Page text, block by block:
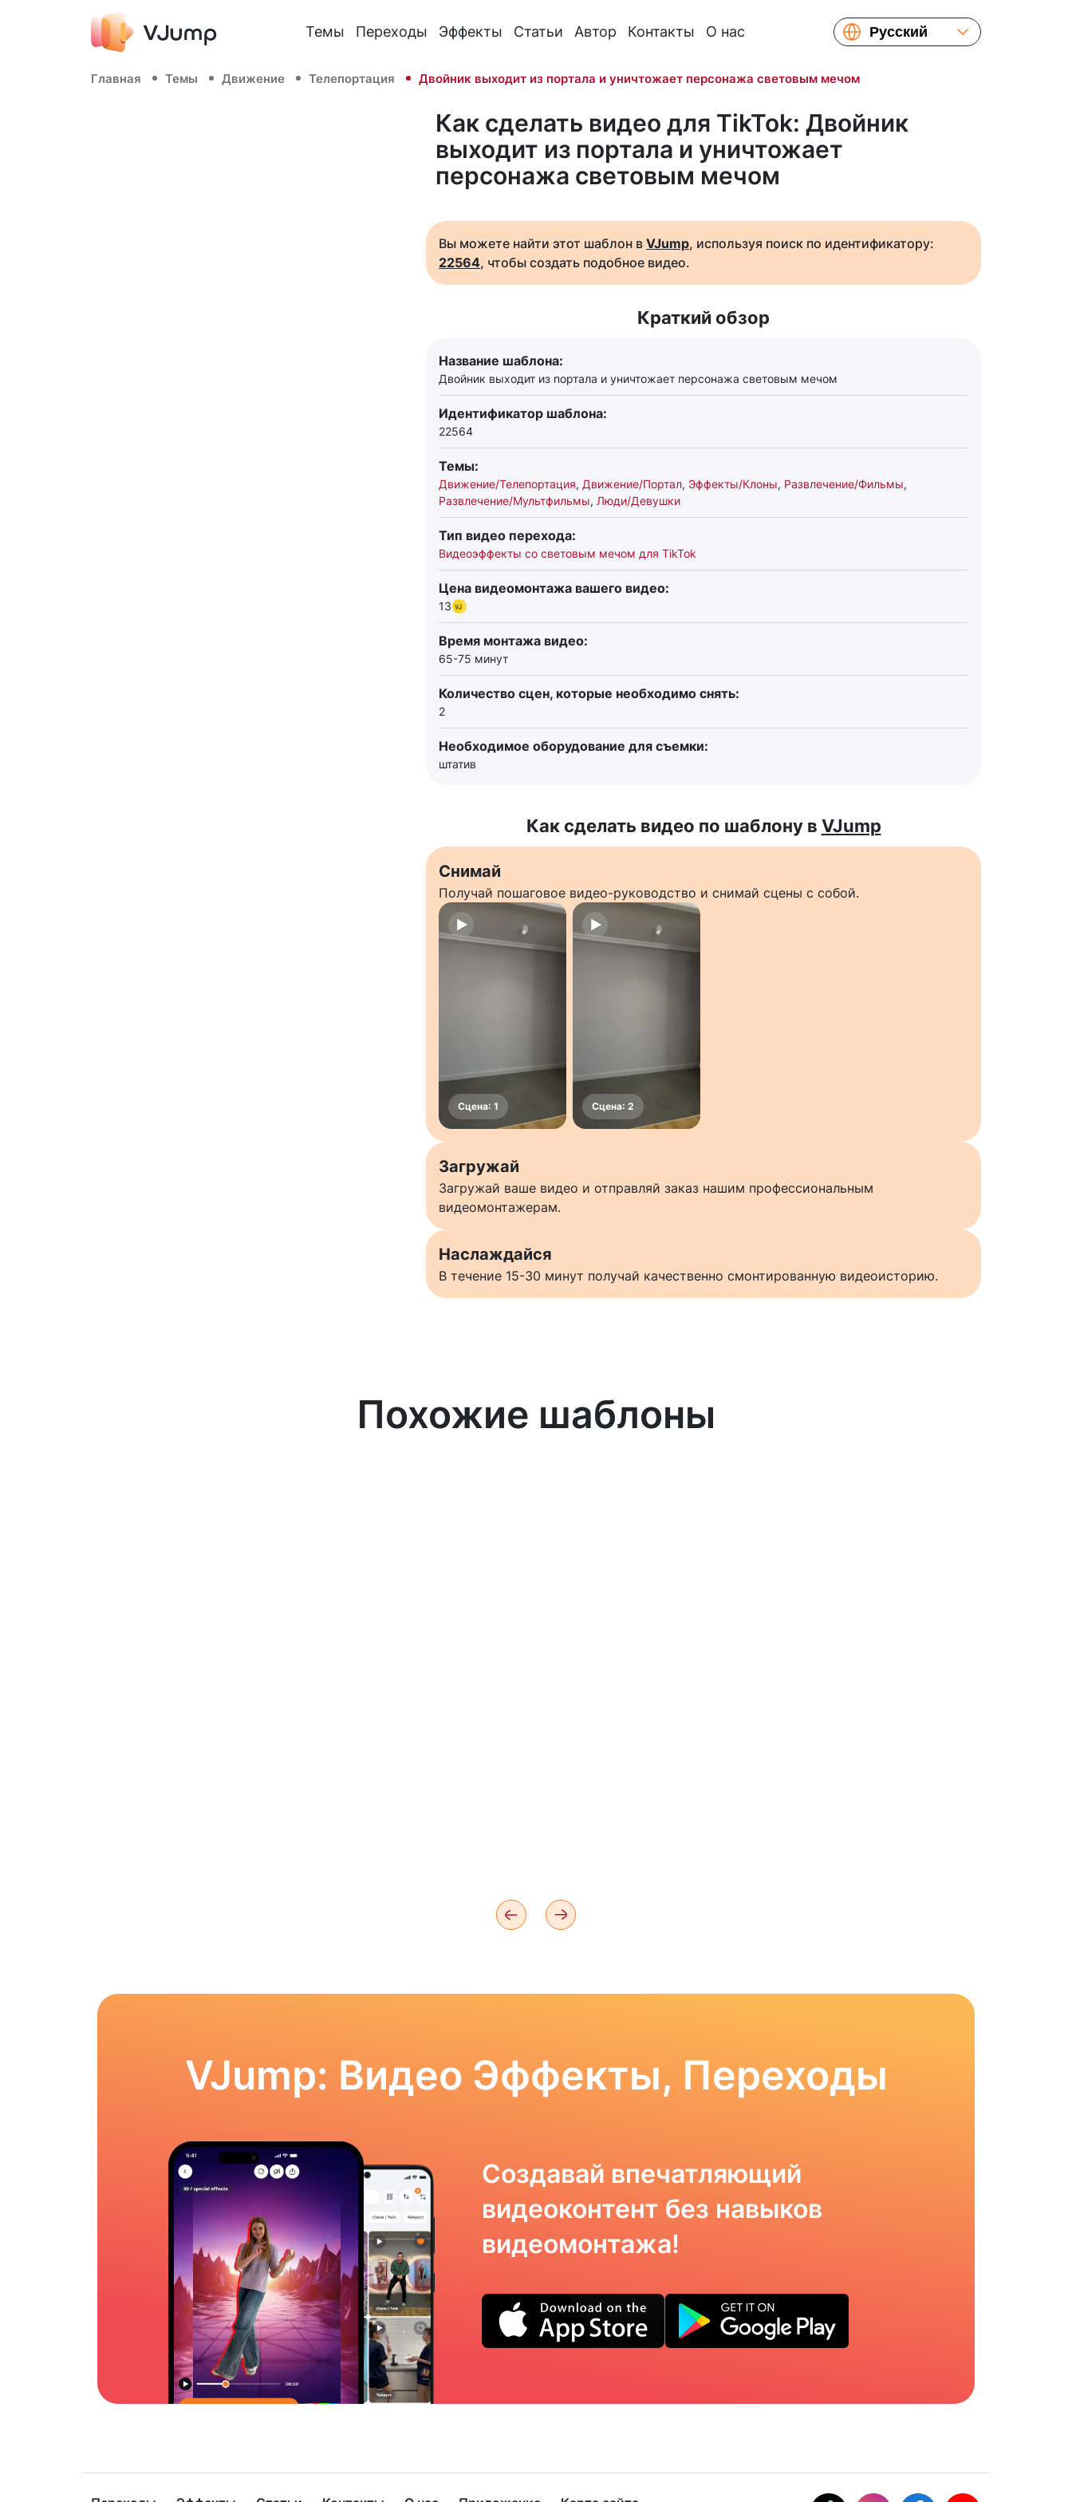
Темы Переходы Эффекты Статьи Автор Контакты О нас
Русский
Français
Главная Темы Движение Телепортация Двойник выходит из портала и уничтожает персонажа световым мечом
Как сделать видео для TikTok: Двойник
выходит из портала и уничтожает
персонажа световым мечом
Вы можете найти этот шаблон в VJump, используя поиск по идентификатору:
22564, чтобы создать подобное видео.
Краткий обзор
Название шаблона:
Двойник выходит из портала и уничтожает персонажа световым мечом
Идентификатор шаблона:
22564
Темы:
Движение/Телепортация, Движение/Портал, Эффекты/Клоны, Развлечение/Фильмы,
Развлечение/Мультфильмы, Люди/Девушки
Тип видео перехода:
Видеоэффекты со световым мечом для TikTok
Цена видеомонтажа вашего видео:
13
Время монтажа видео:
65-75 минут
Количество сцен, которые необходимо снять:
2
Необходимое оборудование для съемки:
штатив
Как сделать видео по шаблону в VJump
Снимай
Получай пошаговое видео-руководство и снимай сцены с собой.
Загружай
Загружай ваше видео и отправляй заказ нашим профессиональным
видеомонтажерам.
Наслаждайся
В течение 15-30 минут получай качественно смонтированную видеоисторию.
Похожие шаблоны
VJump: Видео Эффекты, Переходы
Создавай впечатляющий
видеоконтент без навыков
видеомонтажа!